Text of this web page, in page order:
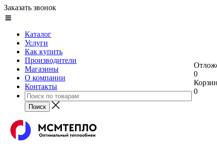
Заказать звонок
Каталог
Услуги
Как купить
Производители
Магазины
О компании
Контакты
0
0